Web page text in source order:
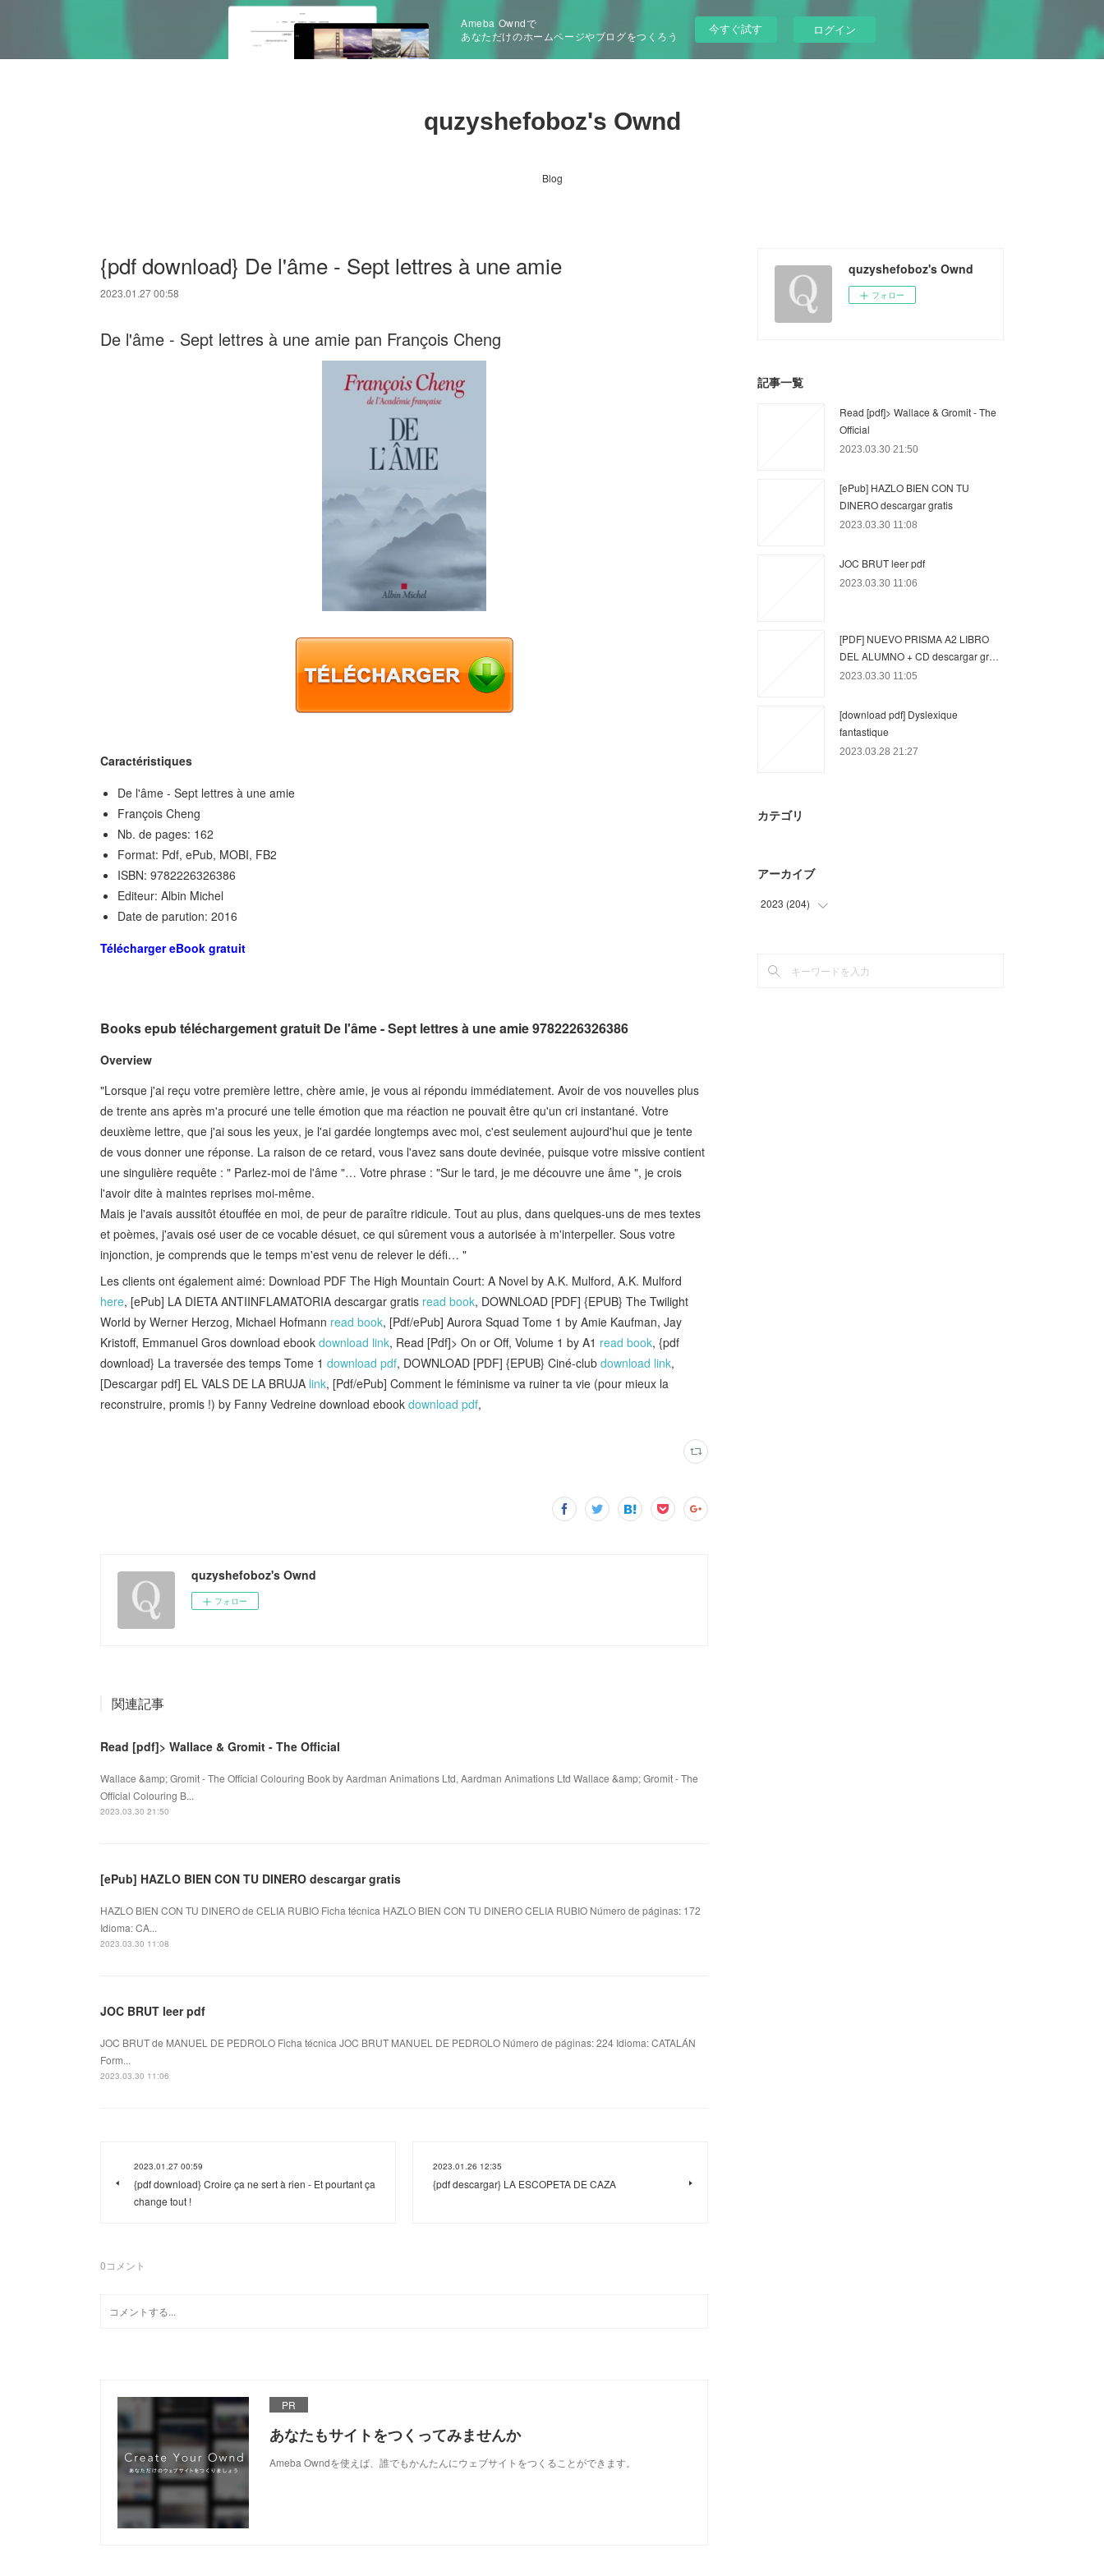
Ameba Owndで
あなただけのホームページやブログをつくろう
今すぐ試す ログイン
quzyshefoboz's Ownd
Blog
{pdf download} De l'âme - Sept lettres à une amie
2023.01.27 00:58
De l'âme - Sept lettres à une amie pan François Cheng
Caractéristiques
De l'âme - Sept lettres à une amie
François Cheng
Nb. de pages: 162
Format: Pdf, ePub, MOBI, FB2
ISBN: 9782226326386
Editeur: Albin Michel
Date de parution: 2016
Télécharger eBook gratuit
Books epub téléchargement gratuit De l'âme - Sept lettres à une amie 9782226326386
Overview
"Lorsque j'ai reçu votre première lettre, chère amie, je vous ai répondu immédiatement. Avoir de vos nouvelles plus
de trente ans après m'a procuré une telle émotion que ma réaction ne pouvait être qu'un cri instantané. Votre
deuxième lettre, que j'ai sous les yeux, je l'ai gardée longtemps avec moi, c'est seulement aujourd'hui que je tente
de vous donner une réponse. La raison de ce retard, vous l'avez sans doute devinée, puisque votre missive contient
une singulière requête : " Parlez-moi de l'âme "… Votre phrase : "Sur le tard, je me découvre une âme ", je crois
l'avoir dite à maintes reprises moi-même.
Mais je l'avais aussitôt étouffée en moi, de peur de paraître ridicule. Tout au plus, dans quelques-uns de mes textes
et poèmes, j'avais osé user de ce vocable désuet, ce qui sûrement vous a autorisée à m'interpeller. Sous votre
injonction, je comprends que le temps m'est venu de relever le défi… "
Les clients ont également aimé: Download PDF The High Mountain Court: A Novel by A.K. Mulford, A.K. Mulford
here, [ePub] LA DIETA ANTIINFLAMATORIA descargar gratis read book, DOWNLOAD [PDF] {EPUB} The Twilight
World by Werner Herzog, Michael Hofmann read book, [Pdf/ePub] Aurora Squad Tome 1 by Amie Kaufman, Jay
Kristoff, Emmanuel Gros download ebook download link, Read [Pdf]> On or Off, Volume 1 by A1 read book, {pdf
download} La traversée des temps Tome 1 download pdf, DOWNLOAD [PDF] {EPUB} Ciné-club download link,
[Descargar pdf] EL VALS DE LA BRUJA link, [Pdf/ePub] Comment le féminisme va ruiner ta vie (pour mieux la
reconstruire, promis !) by Fanny Vedreine download ebook download pdf,
quzyshefoboz's Ownd
フォロー
関連記事
Read [pdf]> Wallace & Gromit - The Official
Wallace &amp; Gromit - The Official Colouring Book by Aardman Animations Ltd, Aardman Animations Ltd Wallace &amp; Gromit - The
Official Colouring B...
2023.03.30 21:50
[ePub] HAZLO BIEN CON TU DINERO descargar gratis
HAZLO BIEN CON TU DINERO de CELIA RUBIO Ficha técnica HAZLO BIEN CON TU DINERO CELIA RUBIO Número de páginas: 172
Idioma: CA...
2023.03.30 11:08
JOC BRUT leer pdf
JOC BRUT de MANUEL DE PEDROLO Ficha técnica JOC BRUT MANUEL DE PEDROLO Número de páginas: 224 Idioma: CATALÁN
Form...
2023.03.30 11:06
2023.01.27 00:59
{pdf download} Croire ça ne sert à rien - Et pourtant ça
change tout !
2023.01.26 12:35
{pdf descargar} LA ESCOPETA DE CAZA
0コメント
PR
あなたもサイトをつくってみませんか
Ameba Owndを使えば、誰でもかんたんにウェブサイトをつくることができます。
quzyshefoboz's Ownd
フォロー
記事一覧
Read [pdf]> Wallace & Gromit - The
Official
2023.03.30 21:50
[ePub] HAZLO BIEN CON TU
DINERO descargar gratis
2023.03.30 11:08
JOC BRUT leer pdf
2023.03.30 11:06
[PDF] NUEVO PRISMA A2 LIBRO
DEL ALUMNO + CD descargar gr…
2023.03.30 11:05
[download pdf] Dyslexique
fantastique
2023.03.28 21:27
カテゴリ
アーカイブ
2023 (204)
(